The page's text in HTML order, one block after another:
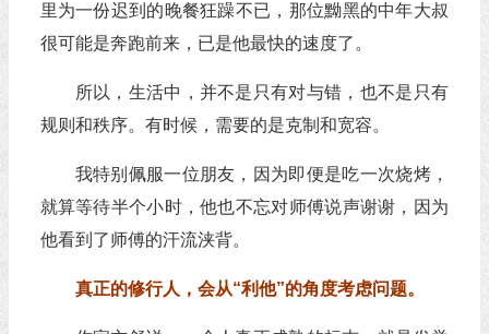
里为一份迟到的晚餐狂躁不已，那位黝黑的中年大叔
很可能是奔跑前来，已是他最快的速度了。
所以，生活中，并不是只有对与错，也不是只有
规则和秩序。有时候，需要的是克制和宽容。
我特别佩服一位朋友，因为即便是吃一次烧烤，
就算等待半个小时，他也不忘对师傅说声谢谢，因为
他看到了师傅的汗流浃背。
真正的修行人，会从“利他”的角度考虑问题。